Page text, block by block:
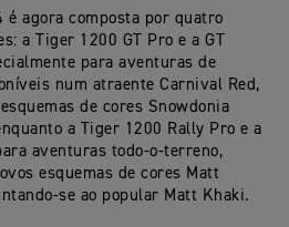
agora composta por quatro
a Tiger 1200 GT Pro e a GT
para aventuras de
num atraente Carnival Red,
de cores Snowdonia
a Tiger 1200 Rally Pro e a
aventuras todo-o-terreno,
esquemas de cores Matt
se ao popular Matt Khaki.